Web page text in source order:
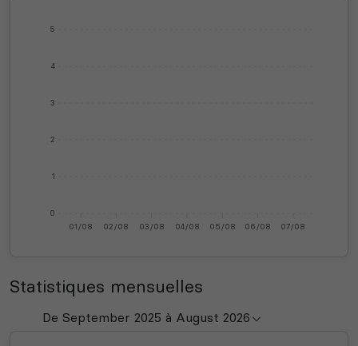
0
1
2
3
4
5
01/08 02/08 03/08 04/08 05/08 06/08 07/08
Statistiques mensuelles